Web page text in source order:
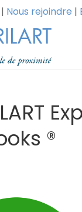
| Nous rejoindre |
®